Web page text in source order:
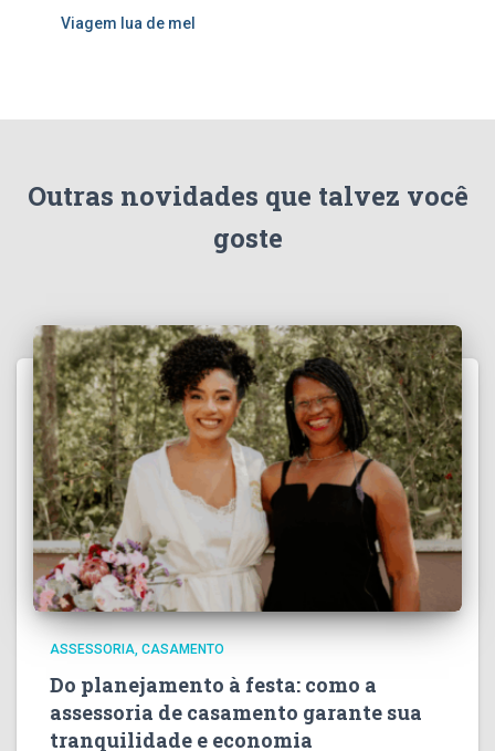
Viagem lua de mel
Outras novidades que talvez você
goste
ASSESSORIA CASAMENTO
Do planejamento à festa: como a
assessoria de casamento garante sua
tranquilidade e economia